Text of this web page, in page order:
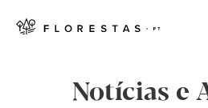
Notícias e